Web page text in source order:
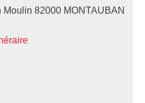
82000 MONTAUBAN